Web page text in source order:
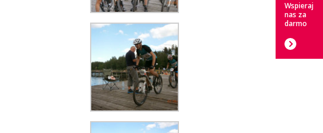
Wspieraj
nas za
darmo